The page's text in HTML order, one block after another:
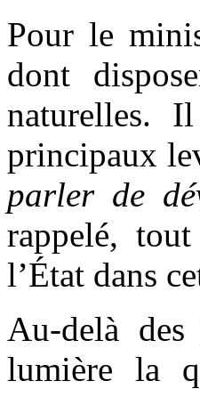
Pour le
dont
naturelles.
principaux
parler de
rappelé,
l’État dans
Au-delà
lumière la